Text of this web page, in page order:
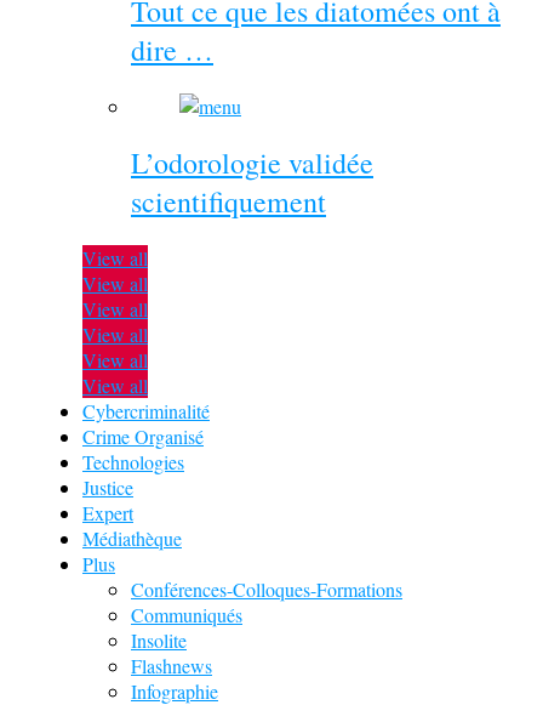
Tout ce que les diatomées ont à
dire …
L’odorologie validée
scientifiquement
View all
View all
View all
View all
View all
View all
Cybercriminalité
Crime Organisé
Technologies
Justice
Expert
Médiathèque
Plus
Conférences-Colloques-Formations
Communiqués
Insolite
Flashnews
Infographie